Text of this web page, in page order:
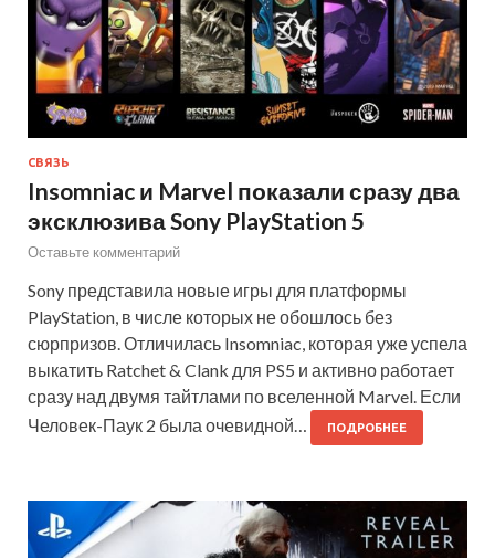
СВЯЗЬ
Insomniac и Marvel показали сразу два
эксклюзива Sony PlayStation 5
Оставьте комментарий
Sony представила новые игры для платформы
PlayStation, в числе которых не обошлось без
сюрпризов. Отличилась Insomniac, которая уже успела
выкатить Ratchet & Clank для PS5 и активно работает
сразу над двумя тайтлами по вселенной Marvel. Если
Человек-Паук 2 была очевидной…
ПОДРОБНЕЕ